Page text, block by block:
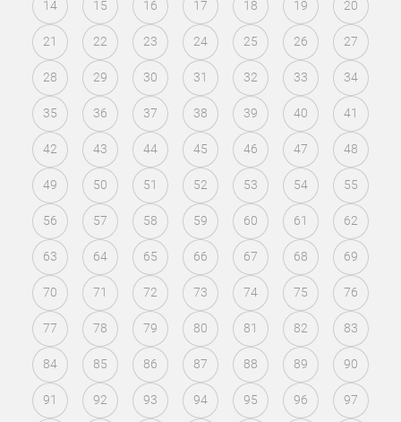
14 15 16 17 18 19 20
21 22 23 24 25 26 27
28 29 30 31 32 33 34
35 36 37 38 39 40 41
42 43 44 45 46 47 48
49 50 51 52 53 54 55
56 57 58 59 60 61 62
63 64 65 66 67 68 69
70 71 72 73 74 75 76
77 78 79 80 81 82 83
84 85 86 87 88 89 90
91 92 93 94 95 96 97